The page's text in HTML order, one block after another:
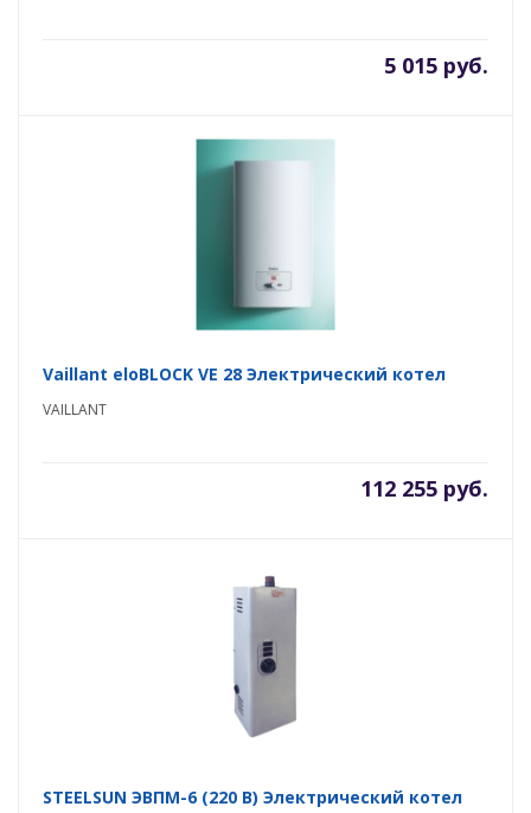
5 015 руб.
Vaillant eloBLOCK VE 28 Электрический котел
VAILLANT
112 255 руб.
STEELSUN ЭВПМ-6 (220 В) Электрический котел